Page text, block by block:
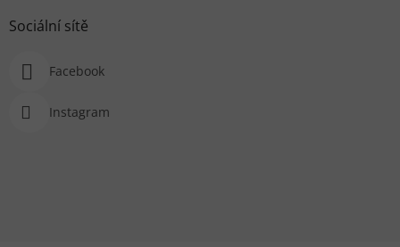
Sociální sítě
Facebook
Instagram